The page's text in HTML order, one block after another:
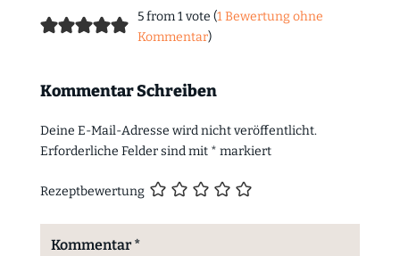
5 from 1 vote (1 Bewertung ohne
Kommentar)
Kommentar Schreiben
Deine E-Mail-Adresse wird nicht veröffentlicht.
Erforderliche Felder sind mit * markiert
Rezeptbewertung